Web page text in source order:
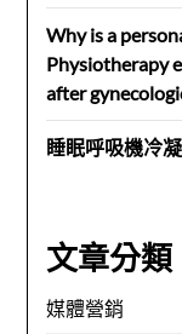
Why is a
Physiotherapy
after
睡眠呼吸機冷
文章分類
媒體營銷